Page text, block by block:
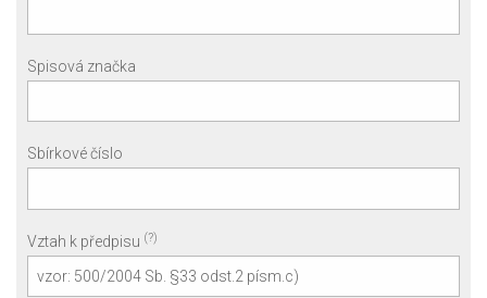
Spisová značka
Sbírkové číslo
Vztah k předpisu (?)